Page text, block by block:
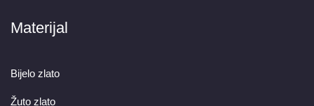
Materijal
Bijelo zlato
Žuto zlato